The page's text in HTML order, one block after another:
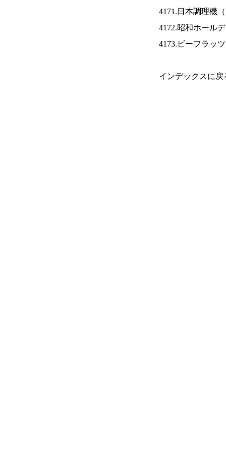
4171.日本調理機（
4172.昭和ホール
4173.ビーフラッ
インデックスに戻